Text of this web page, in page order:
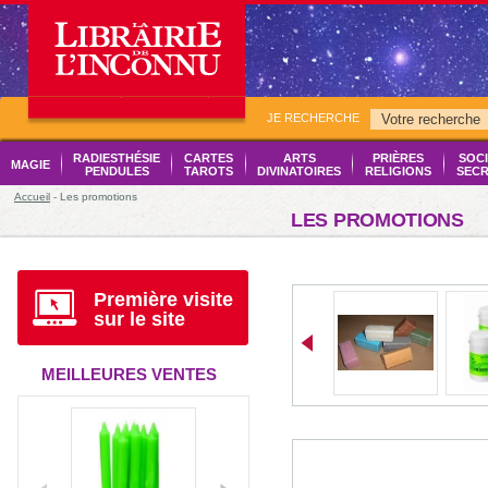
JE RECHERCHE
MAGIE
RADIESTHÉSIE
PENDULES
CARTES
TAROTS
ARTS
DIVINATOIRES
PRIÈRES
RELIGIONS
Accueil - Les promotions
LES PROMOTIONS
Première visite
sur le site
MEILLEURES VENTES